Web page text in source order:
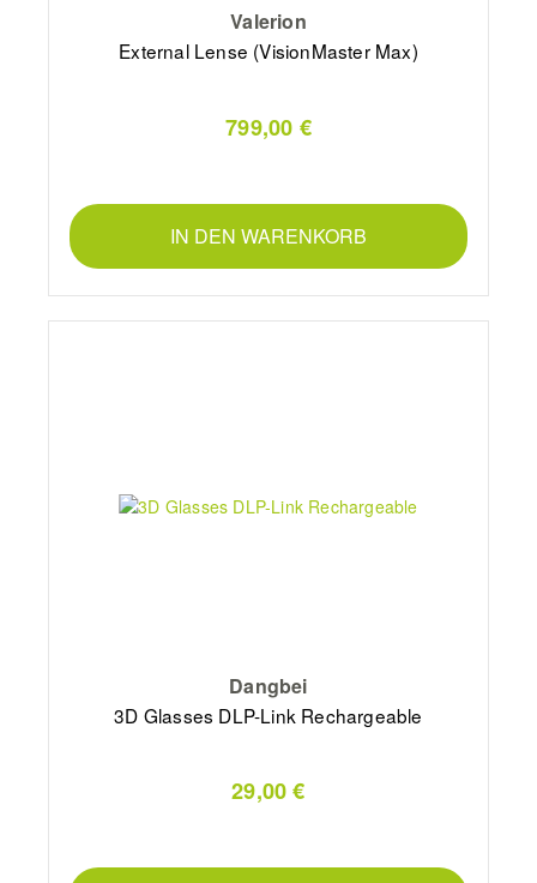
Valerion
External Lense (VisionMaster Max)
799,00 €
IN DEN WARENKORB
Dangbei
3D Glasses DLP-Link Rechargeable
29,00 €